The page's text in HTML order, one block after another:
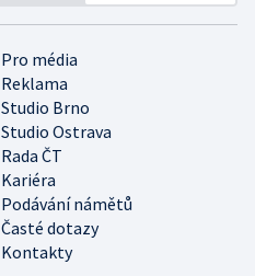
Pro média
Reklama
Studio Brno
Studio Ostrava
Rada ČT
Kariéra
Podávání námětů
Časté dotazy
Kontakty